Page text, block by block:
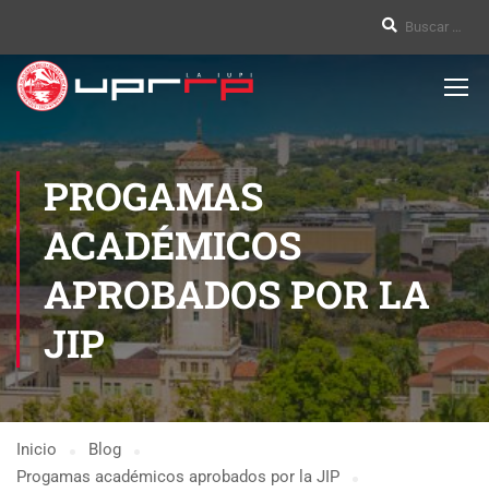
PROGAMAS
ACADÉMICOS
APROBADOS POR LA
JIP
Inicio
Blog
Progamas académicos aprobados por la JIP